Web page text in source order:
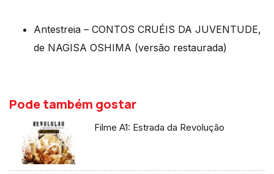
Antestreia – CONTOS CRUÉIS DA JUVENTUDE,
de NAGISA OSHIMA (versão restaurada)
Pode também gostar
Filme A1: Estrada da Revolução